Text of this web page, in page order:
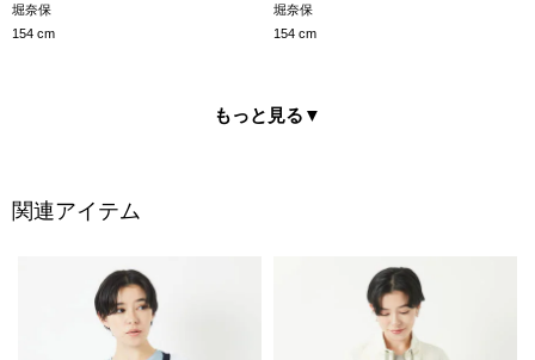
堀奈保
154 cm
堀奈保
154 cm
もっと見る ▼
関連アイテム